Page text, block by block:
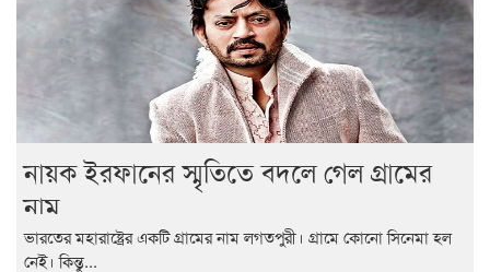
নায়ক ইরফানের স্মৃতিতে বদলে গেল গ্রামের
নাম
ভারতের মহারাষ্ট্রের একটি গ্রামের নাম লগতপুরী। গ্রামে কোনো সিনেমা হল
নেই। কিন্তু...